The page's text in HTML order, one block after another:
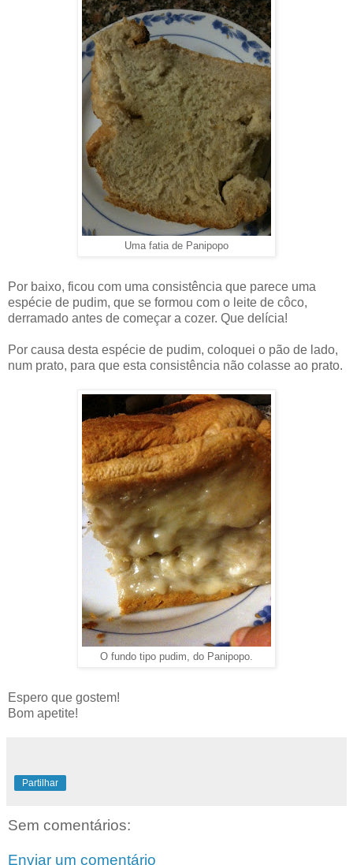
Uma fatia de Panipopo
Por baixo, ficou com uma consistência que parece uma
espécie de pudim, que se formou com o leite de côco,
derramado antes de começar a cozer. Que delícia!
Por causa desta espécie de pudim, coloquei o pão de lado,
num prato, para que esta consistência não colasse ao prato.
O fundo tipo pudim, do Panipopo.
Espero que gostem!
Bom apetite!
Partilhar
Sem comentários:
Enviar um comentário